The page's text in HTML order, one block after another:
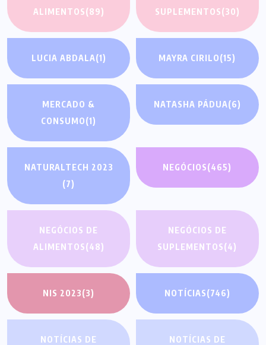
ALIMENTOS(89) SUPLEMENTOS(30)
LUCIA ABDALA(1) MAYRA CIRILO(15)
MERCADO &
CONSUMO(1)
NATASHA PÁDUA(6)
NATURALTECH 2023
(7)
NEGÓCIOS(465)
NEGÓCIOS DE
ALIMENTOS(48)
NEGÓCIOS DE
SUPLEMENTOS(4)
NIS 2023(3) NOTÍCIAS(746)
NOTÍCIAS DE
NOTÍCIAS DE